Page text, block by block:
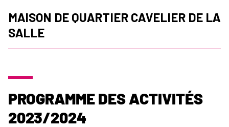
Fil
d'Ariane
Maison de quartier Cavelier de la
Salle
Programme des activités
2023/2024